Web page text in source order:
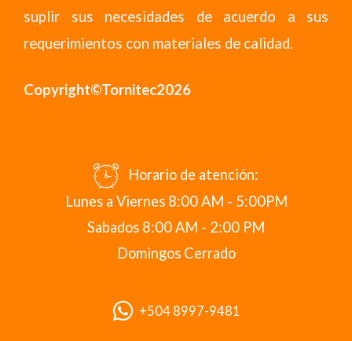
suplir sus necesidades de acuerdo a sus
requerimientos con materiales de calidad.
Copyright©Tornitec2026
Horario de atención:
Lunes a Viernes 8:00 AM - 5:00PM
Sabados 8:00 AM - 2:00 PM
Domingos Cerrado
+504 8997-9481